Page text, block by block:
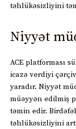
təhlükəsizliyini
Niyyət
ACE platforması
icazə verdiyi
yaradır. Niyyət
müəyyən edilmiş
təmin edir.
təhlükəsizliyini